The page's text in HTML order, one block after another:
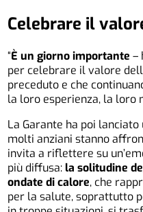
Celebrare il
“È un giorno importante –
per celebrare il valore
preceduto e che
la loro esperienza, la loro
La Garante ha poi
molti anziani stanno
invita a riflettere su
più diffusa:la solitudine
ondate di calore, che
per la salute, soprattutto